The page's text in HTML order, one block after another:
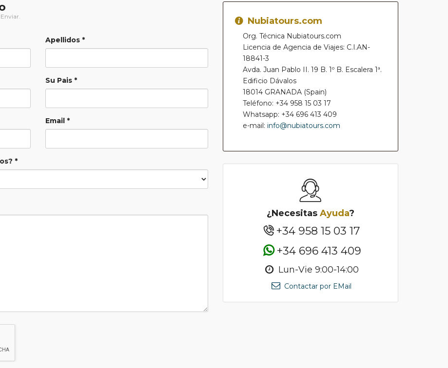
Apellidos *
Su Pais *
Email *
*
Nubiatours.com
Org. Técnica Nubiatours.com
Licencia de Agencia de Viajes: C.I.AN-
18841-3
Avda. Juan Pablo II. 19 B. 1º B. Escalera 1ª.
Edificio Dávalos
18014 GRANADA (Spain)
Teléfono: +34 958 15 03 17
Whatsapp: +34 696 413 409
e-mail: info@nubiatours.com
¿Necesitas Ayuda?
+34 958 15 03 17
+34 696 413 409
Lun-Vie 9:00-14:00
Contactar por EMail